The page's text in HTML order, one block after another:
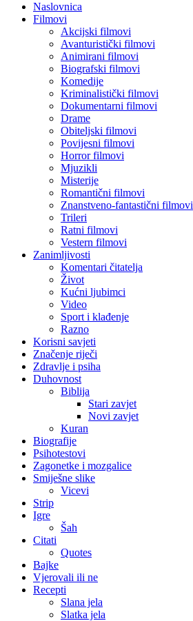
Naslovnica
Filmovi
Akcijski filmovi
Avanturistički filmovi
Animirani filmovi
Biografski filmovi
Komedije
Kriminalistički filmovi
Dokumentarni filmovi
Drame
Obiteljski filmovi
Povijesni filmovi
Horror filmovi
Mjuzikli
Misterije
Romantični filmovi
Znanstveno-fantastični filmovi
Trileri
Ratni filmovi
Vestern filmovi
Zanimljivosti
Komentari čitatelja
Život
Kućni ljubimci
Video
Sport i klađenje
Razno
Korisni savjeti
Značenje riječi
Zdravlje i psiha
Duhovnost
Biblija
Stari zavjet
Novi zavjet
Kuran
Biografije
Psihotestovi
Zagonetke i mozgalice
Smiješne slike
Vicevi
Strip
Igre
Šah
Citati
Quotes
Bajke
Vjerovali ili ne
Recepti
Slana jela
Slatka jela